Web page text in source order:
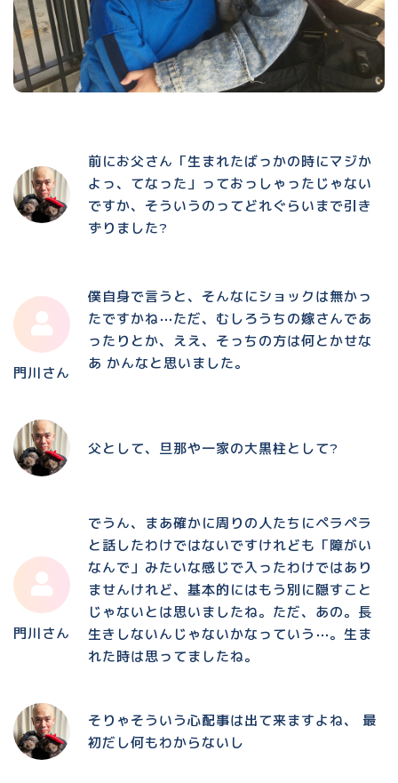
前にお父さん「生まれたばっかの時にマジか
よっ、てなった」っておっしゃったじゃない
ですか、そういうのってどれぐらいまで引き
ずりました?
門川さん
僕自身で言うと、そんなにショックは無かっ
たですかね⋯ただ、むしろうちの嫁さんであ
ったりとか、ええ、そっちの方は何とかせな
あ かんなと思いました。
父として、旦那や一家の大黒柱として?
門川さん
でうん、まあ確かに周りの人たちにペラペラ
と話したわけではないですけれども「障がい
なんで」みたいな感じで入ったわけではあり
ませんけれど、基本的にはもう別に隠すこと
じゃないとは思いましたね。ただ、あの。長
生きしないんじゃないかなっていう⋯。生ま
れた時は思ってましたね。
そりゃそういう心配事は出て来ますよね、 最
初だし何もわからないし